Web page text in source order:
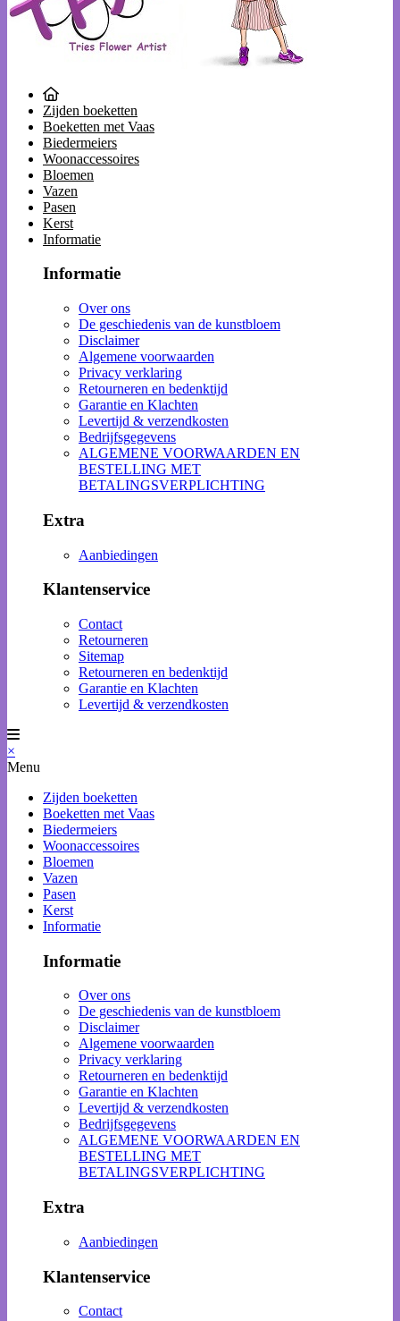
Zijden boeketten
Boeketten met Vaas
Biedermeiers
Woonaccessoires
Bloemen
Vazen
Pasen
Kerst
Informatie
Informatie
Over ons
De geschiedenis van de kunstbloem
Disclaimer
Algemene voorwaarden
Privacy verklaring
Retourneren en bedenktijd
Garantie en Klachten
Levertijd & verzendkosten
Bedrijfsgegevens
ALGEMENE VOORWAARDEN EN
BESTELLING MET
BETALINGSVERPLICHTING
Extra
Aanbiedingen
Klantenservice
Contact
Retourneren
Sitemap
Retourneren en bedenktijd
Garantie en Klachten
Levertijd & verzendkosten
×
Menu
Zijden boeketten
Boeketten met Vaas
Biedermeiers
Woonaccessoires
Bloemen
Vazen
Pasen
Kerst
Informatie
Informatie
Over ons
De geschiedenis van de kunstbloem
Disclaimer
Algemene voorwaarden
Privacy verklaring
Retourneren en bedenktijd
Garantie en Klachten
Levertijd & verzendkosten
Bedrijfsgegevens
ALGEMENE VOORWAARDEN EN
BESTELLING MET
BETALINGSVERPLICHTING
Extra
Aanbiedingen
Klantenservice
Contact